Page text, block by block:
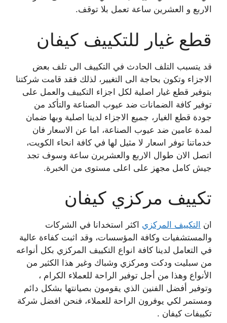
الاربع و العشرين ساعة تعمل بلا توقف.
قطع غيار للتكييف كيفان
قد يتسبب التلف الحادث في التكييف الى تلف بعض
الاجزاء وتكون بحاجة الى التغيير، لذلك فقد قامت شركتنا
بتوفير قطع غيار اصلية لكل اجزاء التكييف والعمل على
توفير كافة الضمانات ضد عيوب الصناعة والتأكد من
جودة قطع الغيار، جميع الاجزاء لدينا اصلية وبها ضمان
لمدة عامين ضد عيوب الصناعة، اما عن الاسعار فان
خدماتنا توفر اسعار لا مثيل لها في كافة انحاء الكويت،
اتصل الان طوال الاربع والعشريرن ساعة وسوف تجد
جيش كامل مجهز على اعلى مستوى من الخبرة.
تكييف مركزي كيفان
ان التكييف المركزي اكثر استخدانا في الشركات
والمستشفيات وكافة المؤسسات، وقد اثبت كفاءة عالية
في التعامل لدينا كافة انواع التكييف المركزي بكل أنواعه
من سبليت ودكت ومركزي وشباك وغير هذا الكثير من
الأنواع وهذا من أجل توفير الراحة للعملاء الكرام ،
وتوفير أفضل الفنين الذي يقومون بصيانتها بشكل دائم
ومستمر لكي يوفرون الراحة للعملاء، فنحن افضل شركة
تكييفات كيفان .